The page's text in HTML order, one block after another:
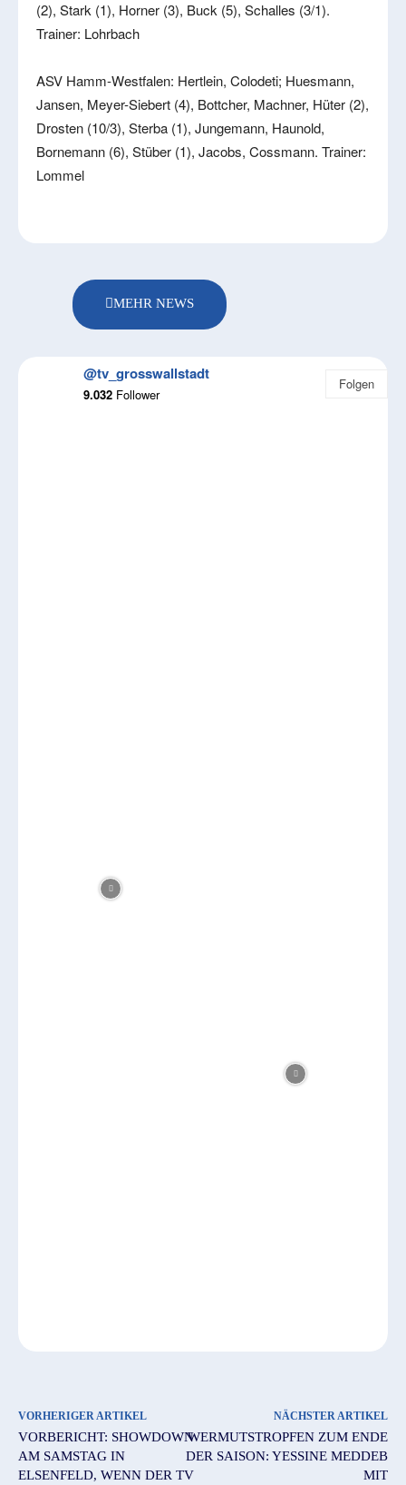
(2), Stark (1), Horner (3), Buck (5), Schalles (3/1).
Trainer: Lohrbach
ASV Hamm-Westfalen: Hertlein, Colodeti; Huesmann,
Jansen, Meyer-Siebert (4), Bottcher, Machner, Hüter (2),
Drosten (10/3), Sterba (1), Jungemann, Haunold,
Bornemann (6), Stüber (1), Jacobs, Cossmann. Trainer:
Lommel
MEHR NEWS
@tv_grosswallstadt
9.032 Follower
Folgen
VORHERIGER ARTIKEL
VORBERICHT: SHOWDOWN
AM SAMSTAG IN
ELSENFELD, WENN DER TV
NÄCHSTER ARTIKEL
WERMUTSTROPFEN ZUM ENDE
DER SAISON: YESSINE MEDDEB
MIT